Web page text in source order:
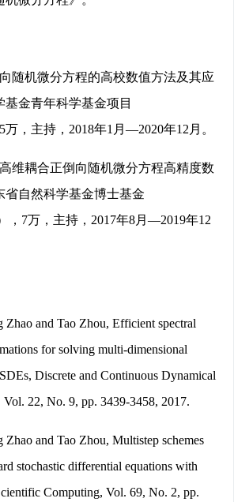
随机微分方程的高校数值方法及其应
基金青年科学基金项目
万，主持，2018年1月—2020年12月。
维耦合正倒向随机微分方程高精度数
省自然科学基金博士基金
，7万，主持，2017年8月—2019年12
Zhao and Tao Zhou, Efficient spectral
for solving multi-dimensional
Discrete and Continuous Dynamical
Vol. 22, No. 9, pp. 3439-3458, 2017.
Zhao and Tao Zhou, Multistep schemes
stochastic differential equations with
Computing, Vol. 69, No. 2, pp.